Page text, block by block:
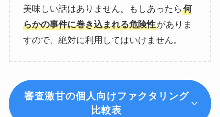
美味しい話はありません。もしあったら 何
らかの事件に巻き込まれる危険性がありま
すので、絶対に利用してはいけません。
審査激甘の個人向けファクタリング
比較表